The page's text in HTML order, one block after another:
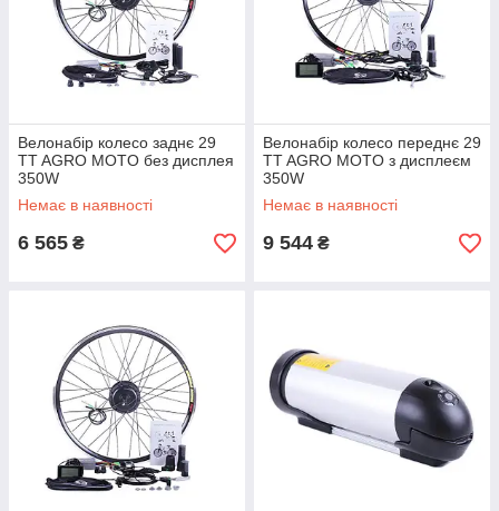
Велонабір колесо заднє 29
TT AGRO MOTO без дисплея
350W
Немає в наявності
6 565 ₴
Велонабір колесо переднє 29
TT AGRO MOTO з дисплеєм
350W
Немає в наявності
9 544 ₴